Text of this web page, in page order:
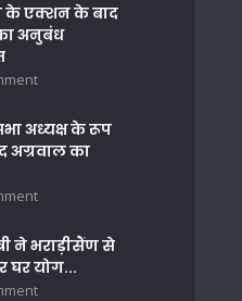
के एक्शन के बाद
अनुबंध
अध्यक्ष के रूप
अग्रवाल का
ने भराड़ीसैंण से
घर योग...